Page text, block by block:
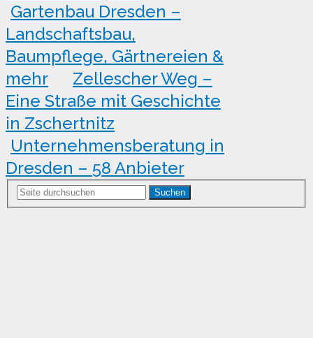
Gartenbau Dresden –
Landschaftsbau,
Baumpflege, Gärtnereien &
mehr
Zellescher Weg –
Eine Straße mit Geschichte
in Zschertnitz
Unternehmensberatung in
Dresden – 58 Anbieter
Suchen